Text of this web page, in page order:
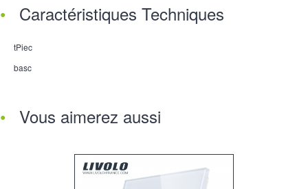
Caractéristiques Techniques
tPiec
basc
Vous aimerez aussi